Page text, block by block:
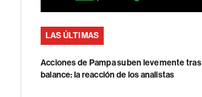
LAS ÚLTIMAS
Acciones de Pampa suben levemente tras
balance: la reacción de los analistas